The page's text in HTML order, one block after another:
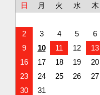
日
月 火 水 木
2
3 4 5 6
9
10 11 12 13
16
17 18 19 20
23
24 25 26 27
30
31